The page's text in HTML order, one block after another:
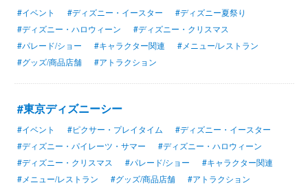
#イベント #ディズニー・イースター
#ディズニー夏祭り
#ディズニー・ハロウィーン
#ディズニー・クリスマス
#パレード/ショー
#キャラクター関連
#メニュー/レストラン
#グッズ/商品店舗
#アトラクション
#東京ディズニーシー
#イベント #ピクサー・プレイタイム
#ディズニー・イースター
#ディズニー・パイレーツ・サマー
#ディズニー・ハロウィーン
#ディズニー・クリスマス
#パレード/ショー
#キャラクター関連
#メニュー/レストラン
#グッズ/商品店舗 #アトラクション